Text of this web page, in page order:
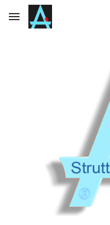
Skip to main content